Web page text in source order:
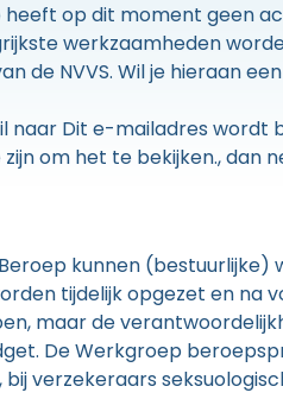
heeft op dit moment geen
werkzaamheden
de NVVS. Wil je hieraan
naar Dit e-mailadres wordt
om het te bekijken., dan
kunnen
tijdelijk opgezet en na
maar de
De Werkgroep
verzekeraars